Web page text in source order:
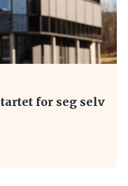
for seg selv